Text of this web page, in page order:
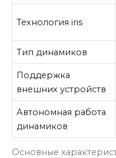
Основные
Технология iris
Тип динамиков
Поддержка
внешних устройств
Автономная работа
динамиков